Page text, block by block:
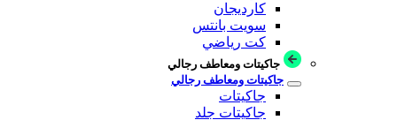
كارديجان
سويت بانتس
كت رياضي
جاكيتات ومعاطف رجالي
جاكيتات ومعاطف رجالي
جاكيتات
جاكيتات جلد